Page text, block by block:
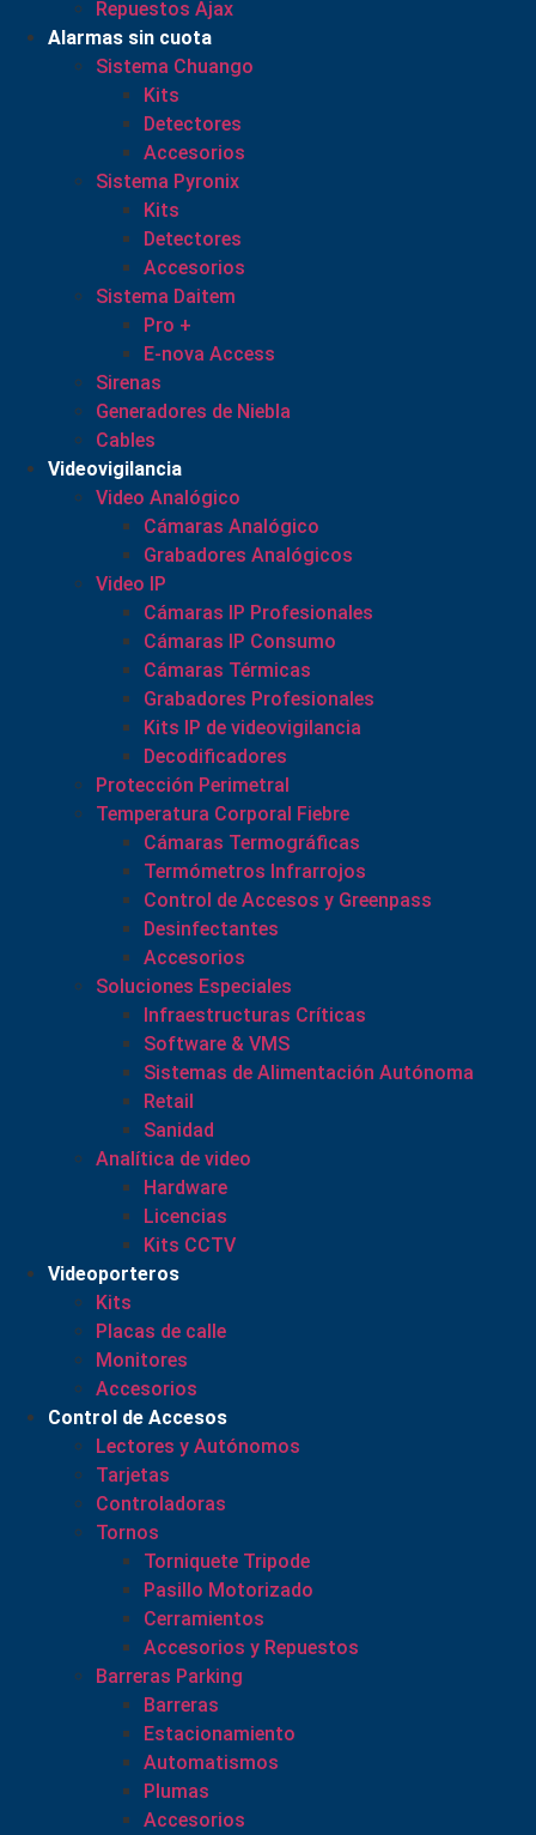
Repuestos Ajax
Alarmas sin cuota
Sistema Chuango
Kits
Detectores
Accesorios
Sistema Pyronix
Kits
Detectores
Accesorios
Sistema Daitem
Pro +
E-nova Access
Sirenas
Generadores de Niebla
Cables
Videovigilancia
Video Analógico
Cámaras Analógico
Grabadores Analógicos
Video IP
Cámaras IP Profesionales
Cámaras IP Consumo
Cámaras Térmicas
Grabadores Profesionales
Kits IP de videovigilancia
Decodificadores
Protección Perimetral
Temperatura Corporal Fiebre
Cámaras Termográficas
Termómetros Infrarrojos
Control de Accesos y Greenpass
Desinfectantes
Accesorios
Soluciones Especiales
Infraestructuras Críticas
Software & VMS
Sistemas de Alimentación Autónoma
Retail
Sanidad
Analítica de video
Hardware
Licencias
Kits CCTV
Videoporteros
Kits
Placas de calle
Monitores
Accesorios
Control de Accesos
Lectores y Autónomos
Tarjetas
Controladoras
Tornos
Torniquete Tripode
Pasillo Motorizado
Cerramientos
Accesorios y Repuestos
Barreras Parking
Barreras
Estacionamiento
Automatismos
Plumas
Accesorios